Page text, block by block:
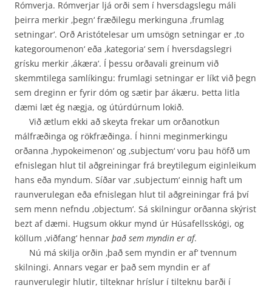
Rómverja. Rómverjar ljá orði sem í hversdagslegu máli
þeirra merkir ‚þegn‘ fræðilegu merkinguna ‚frumlag
setningar‘. Orð Aristótelesar um umsögn setningar er ‚to
kategoroumenon‘ eða ‚kategoria‘ sem í hversdagslegri
grísku merkir ‚ákæra‘. Í þessu orða­vali greinum við
skemmtilega samlíkingu: frumlagi setningar er líkt við þegn
sem dreginn er fyrir dóm og sætir þar ákæru. Þetta litla
dæmi læt ég nægja, og útúrdúrnum lokið.
Við ætlum ekki að skeyta frekar um orðanotkun
málfræðinga og rökfræðinga. Í hinni meginmerkingu
orðanna ‚hypokeimenon‘ og ‚subjectum‘ voru þau höfð um
efnislegan hlut til aðgreiningar frá breytilegum eiginleikum
hans eða myndum. Síðar var ‚subjectum‘ einnig haft um
raunverulegan eða efnislegan hlut til aðgreiningar frá því
sem menn nefndu ‚objectum‘. Sá skilningur orðanna skýrist
bezt af dæmi. Hugsum okkur mynd úr Húsafellsskógi, og
köllum ‚viðfang‘ hennar það sem myndin er af.
Nú má skilja orðin ‚það sem myndin er af‘ tvennum
skilningi. Annars vegar er það sem myndin er af
raunverulegir hlutir, tilteknar hríslur í tilteknu barði í